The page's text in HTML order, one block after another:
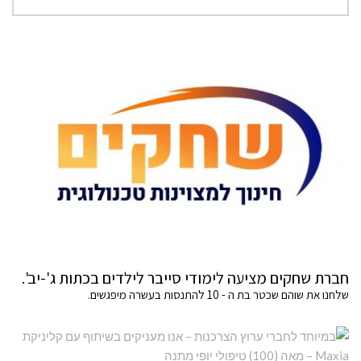
חברת שחקים מציעה לימודי סייבר לילדים בכתות ג'-יב'.
שלחנו את שוהם שכטר בת ה - 10 להתנסות בעשרה מיפגשים.